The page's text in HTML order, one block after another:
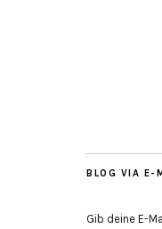
BLOG VIA E-
Gib deine E-